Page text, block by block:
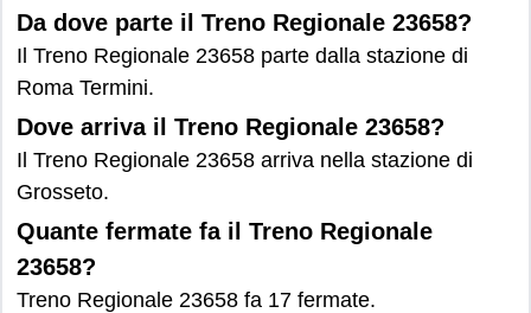
Da dove parte il Treno Regionale 23658?
Il Treno Regionale 23658 parte dalla stazione di
Roma Termini.
Dove arriva il Treno Regionale 23658?
Il Treno Regionale 23658 arriva nella stazione di
Grosseto.
Quante fermate fa il Treno Regionale
23658?
Treno Regionale 23658 fa 17 fermate.